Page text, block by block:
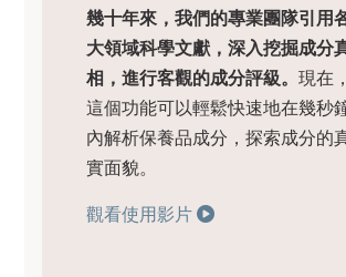
幾十年來，我們的專業團隊引用
大領域科學文獻，深入挖掘成分
相，進行客觀的成分評級。現在，
這個功能可以輕鬆快速地在幾秒
內解析保養品成分，探索成分的
實面貌。
觀看使用影片